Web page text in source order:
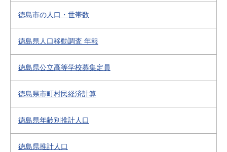
徳島市の人口・世帯数
徳島県人口移動調査 年報
徳島県公立高等学校募集定員
徳島県市町村民経済計算
徳島県年齢別推計人口
徳島県推計人口